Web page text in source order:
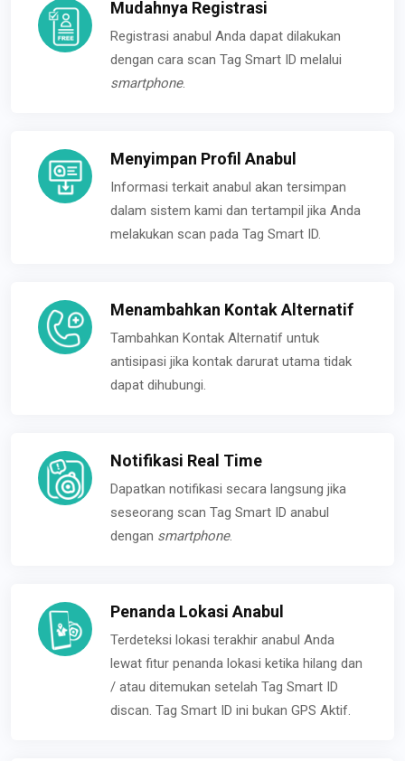
Mudahnya Registrasi
Registrasi anabul Anda dapat dilakukan
dengan cara scan Tag Smart ID melalui
smartphone.
Menyimpan Profil Anabul
Informasi terkait anabul akan tersimpan
dalam sistem kami dan tertampil jika Anda
melakukan scan pada Tag Smart ID.
Menambahkan Kontak Alternatif
Tambahkan Kontak Alternatif untuk
antisipasi jika kontak darurat utama tidak
dapat dihubungi.
Notifikasi Real Time
Dapatkan notifikasi secara langsung jika
seseorang scan Tag Smart ID anabul
dengan smartphone.
Penanda Lokasi Anabul
Terdeteksi lokasi terakhir anabul Anda
lewat fitur penanda lokasi ketika hilang dan
/ atau ditemukan setelah Tag Smart ID
discan. Tag Smart ID ini bukan GPS Aktif.